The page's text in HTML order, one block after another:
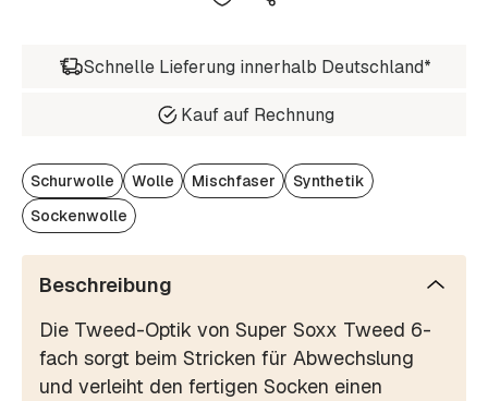
Schnelle Lieferung innerhalb Deutschland*
Kauf auf Rechnung
Schurwolle Wolle Mischfaser
Synthetik
Sockenwolle
Beschreibung
Die Tweed-Optik von Super Soxx Tweed 6-
fach sorgt beim Stricken für Abwechslung
und verleiht den fertigen Socken einen